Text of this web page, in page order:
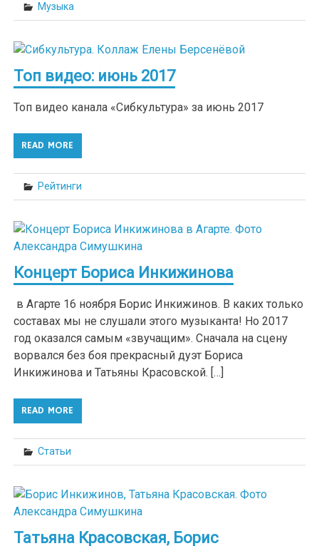
Музыка
Топ видео: июнь 2017
Топ видео канала «Сибкультура» за июнь 2017
READ MORE
Рейтинги
Концерт Бориса Инкижинова
в Агарте 16 ноября Борис Инкижинов. В каких только
составах мы не слушали этого музыканта! Но 2017
год оказался самым «звучащим». Сначала на сцену
ворвался без боя прекрасный дуэт Бориса
Инкижинова и Татьяны Красовской. […]
READ MORE
Статьи
Татьяна Красовская, Борис